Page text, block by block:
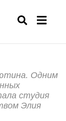
Одним
студия
Элия